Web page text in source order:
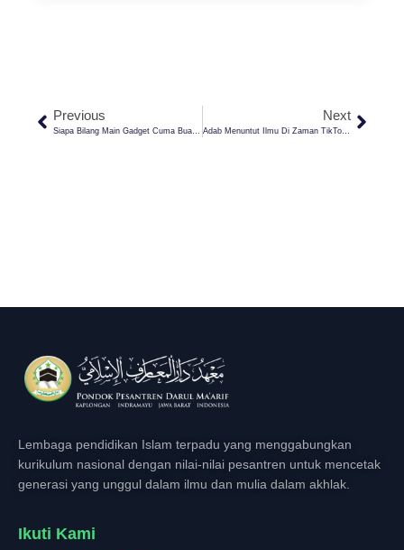
Previous
Siapa Bilang Main Gadget Cuma Buang Waktu? Media Sosial Bisa Jadi Pintu Menuju Surga! Yuk, Simak Caranya
Next
Adab Menuntut Ilmu Di Zaman TikTok Dan YouTube
Lembaga pendidikan Islam terpadu yang menggabungkan
kurikulum nasional dengan nilai-nilai pesantren untuk mencetak
generasi yang unggul dalam ilmu dan mulia dalam akhlak.
Ikuti Kami